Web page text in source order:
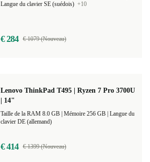
Langue du clavier SE (suédois) +10
€ 284 € 1079 (Nouveau)
Lenovo ThinkPad T495 | Ryzen 7 Pro 3700U
| 14"
Langue du
clavier DE (allemand)
€ 414 € 1399 (Nouveau)